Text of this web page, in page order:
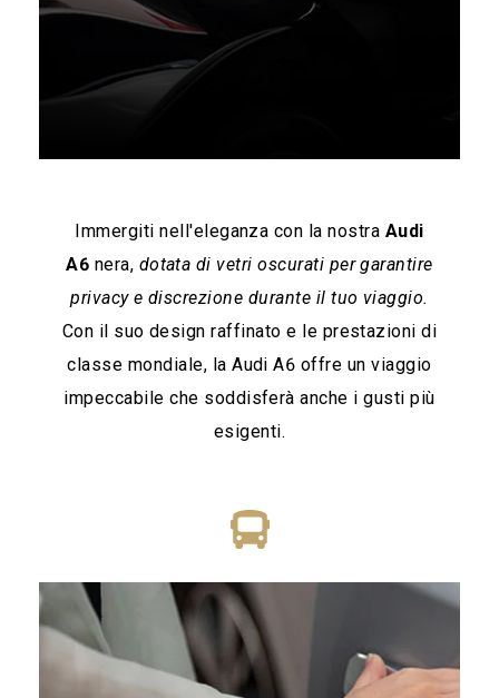
AUDI A6 STATION WAGON NERA,
VETRI OSCURATI PER UN VIAGGIO DI
CLASSE
Immergiti nell'eleganza con la nostra Audi
A6 nera, dotata di vetri oscurati per garantire
privacy e discrezione durante il tuo viaggio.
Con il suo design raffinato e le prestazioni di
classe mondiale, la Audi A6 offre un viaggio
impeccabile che soddisferà anche i gusti più
esigenti.